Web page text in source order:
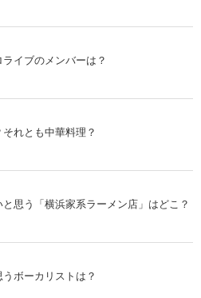
イブのメンバーは？
れとも中華料理？
思う「横浜家系ラーメン店」はどこ？
ボーカリストは？